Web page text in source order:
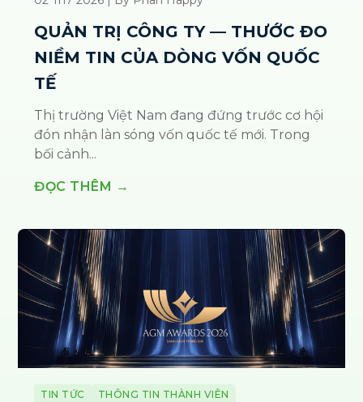
QUẢN TRỊ CÔNG TY — THƯỚC ĐO
NIỀM TIN CỦA DÒNG VỐN QUỐC
TẾ
Thị trường Việt Nam đang đứng trước cơ hội
đón nhận làn sóng vốn quốc tế mới. Trong
bối cảnh...
ĐỌC THÊM →
TIN TỨC THÔNG TIN THÀNH VIÊN